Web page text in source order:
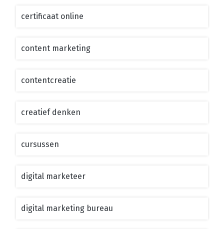
certificaat online
content marketing
contentcreatie
creatief denken
cursussen
digital marketeer
digital marketing bureau